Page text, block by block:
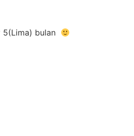
5(Lima) bulan